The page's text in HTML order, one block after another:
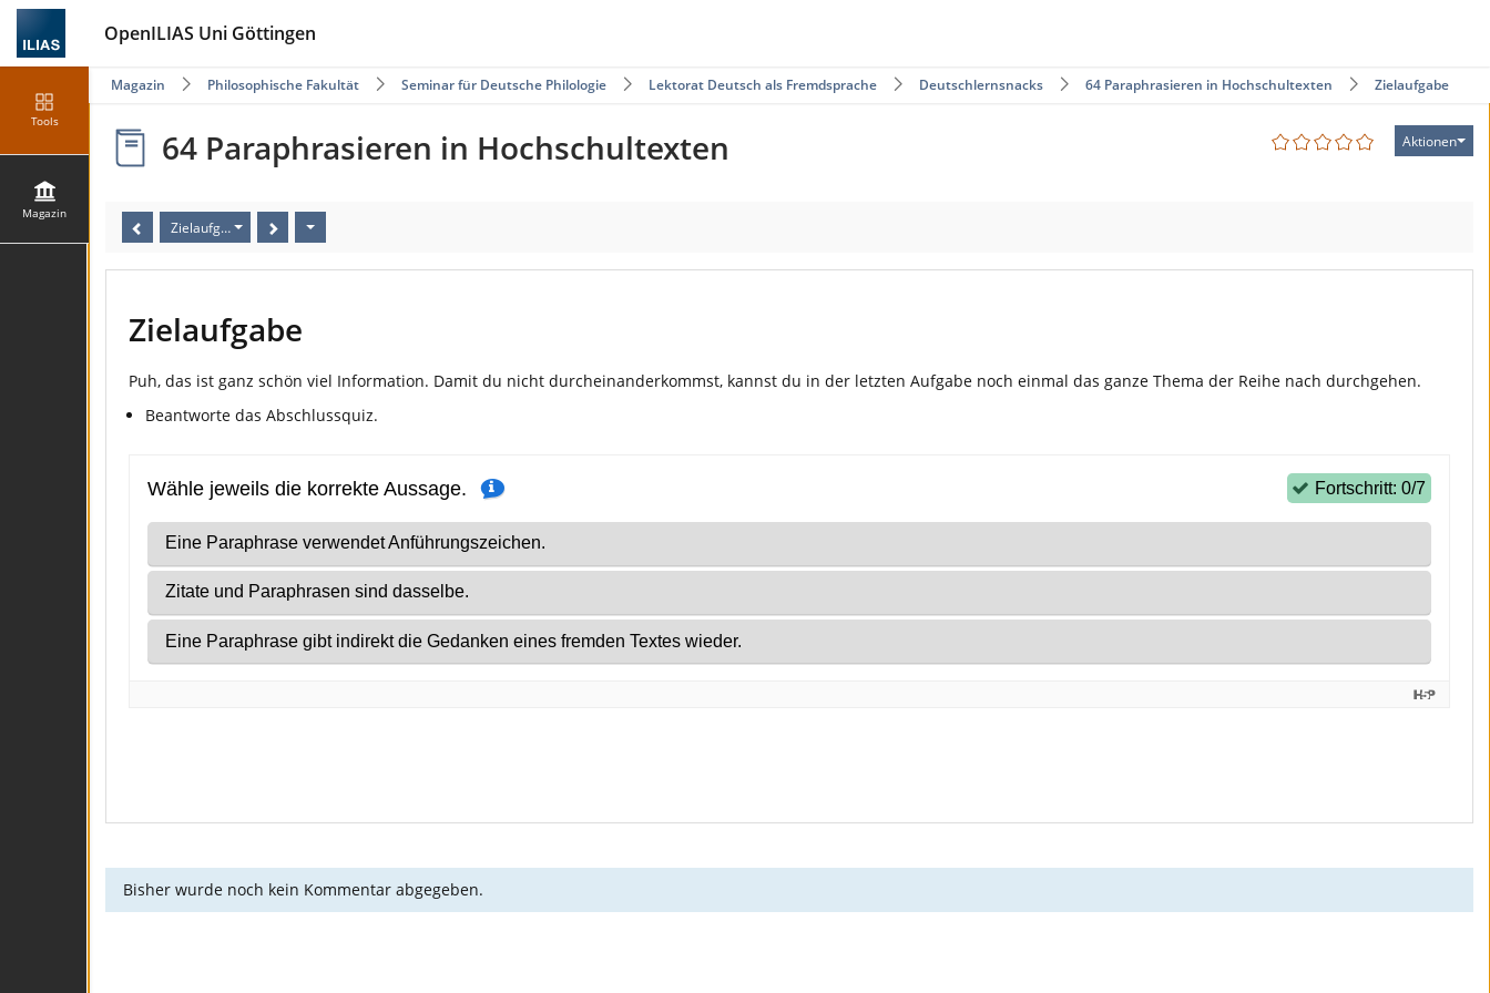
OpenILIAS Uni Göttingen
Tools
Magazin
Magazin Philosophische Fakultät Seminar für Deutsche Philologie Lektorat Deutsch als Fremdsprache Deutschlernsnacks 64 Paraphrasieren in Hochschultexten Zielaufgabe
Aktionen
64 Paraphrasieren in Hochschultexten
Zielaufgabe
Zielaufgabe
Puh, das ist ganz schön viel Information. Damit du nicht durcheinanderkommst, kannst du in der letzten Aufgabe noch einmal das ganze Thema der Reihe nach durchgehen.
Beantworte das Abschlussquiz.
Bisher wurde noch kein Kommentar abgegeben.